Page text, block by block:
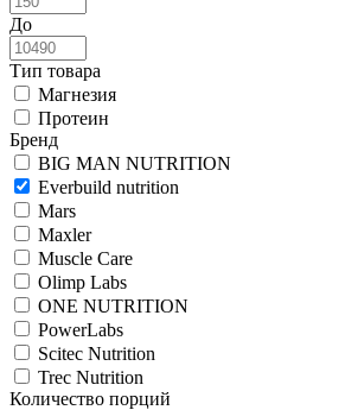
До
Тип товара
Магнезия
Протеин
Бренд
BIG MAN NUTRITION
Everbuild nutrition
Mars
Maxler
Muscle Care
Olimp Labs
ONE NUTRITION
PowerLabs
Scitec Nutrition
Trec Nutrition
Количество порций